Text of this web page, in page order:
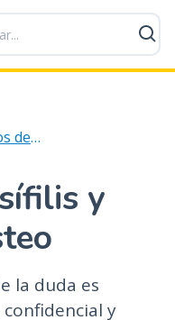
Hospitales y establecimientos de salud
y
la duda es
confidencial y